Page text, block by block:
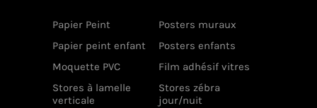
Papier Peint
Posters muraux
Papier peint enfant
Posters enfants
Moquette PVC
Film adhésif vitres
Stores à lamelle
verticale
Stores zébra
jour/nuit